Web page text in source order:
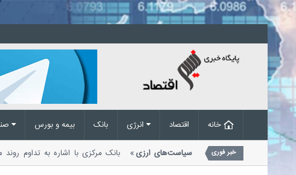
بیمه و بورس بانک اقتصاد
خبر فوری
تقاضای غیرواقعی در پی اصلاح سیاست‌های ارزی
بانک مرکزی با اشاره به تداوم
ارزی اعلام کرد که...